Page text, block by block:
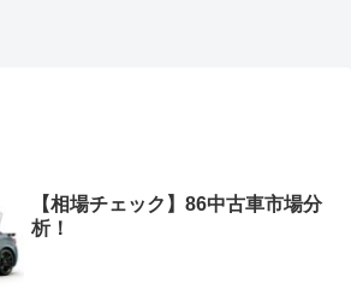
【相場チェック】86中古車市場分
析！